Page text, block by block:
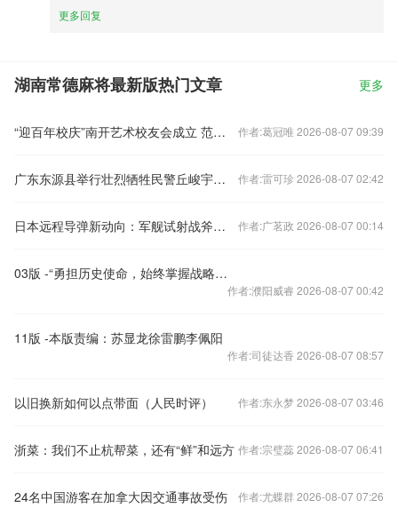
更多回复
湖南常德麻将最新版热门文章 更多
“迎百年校庆”南开艺术校友会成立 范曾任名誉会长兼学术委员会主任 作者:葛冠唯 2026-08-07 09:39
广东东源县举行壮烈牺牲民警丘峻宇遗体告别仪式 作者:雷可珍 2026-08-07 02:42
日本远程导弹新动向：军舰试射战斧，战机试射隐身导弹 作者:广茗政 2026-08-07 00:14
03版 -“勇担历史使命，始终掌握战略主动”
作者:濮阳威睿 2026-08-07 00:42
11版 -本版责编：苏显龙徐雷鹏李佩阳
作者:司徒达香 2026-08-07 08:57
以旧换新如何以点带面（人民时评） 作者:东永梦 2026-08-07 03:46
浙菜：我们不止杭帮菜，还有“鲜”和远方 作者:宗璧蕊 2026-08-07 06:41
24名中国游客在加拿大因交通事故受伤 作者:尤蝶群 2026-08-07 07:26